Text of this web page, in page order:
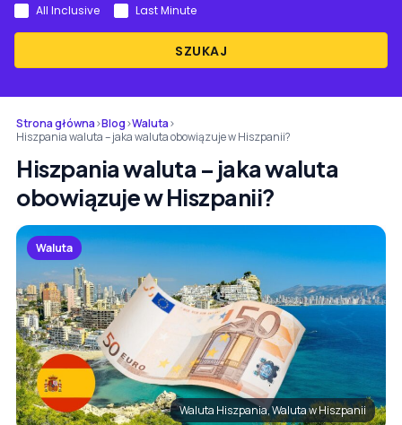
SZUKAJ
All Inclusive Last Minute
Strona główna›Blog›Waluta›
Hiszpania waluta – jaka waluta obowiązuje w Hiszpanii?
Hiszpania waluta – jaka waluta
obowiązuje w Hiszpanii?
Waluta
Waluta Hiszpania, Waluta w Hiszpanii